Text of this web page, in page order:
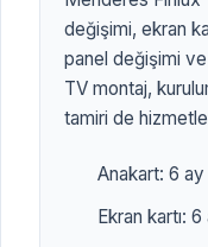
değişimi, ekran
panel değişimi
TV montaj,
tamiri de
Anakart: 6 ay
Ekran kartı: